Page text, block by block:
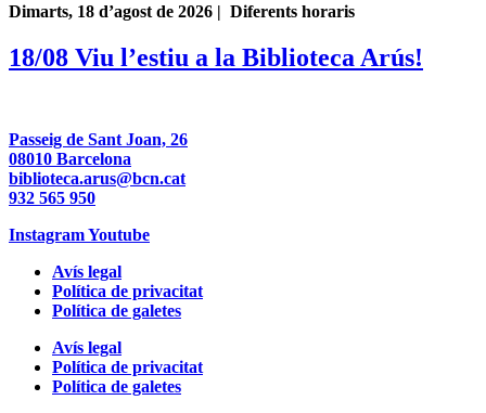
Dimarts, 18 d’agost de 2026 | Diferents horaris
18/08 Viu l’estiu a la Biblioteca Arús!
Passeig de Sant Joan, 26
08010 Barcelona
biblioteca.arus@bcn.cat
932 565 950
InstagramYoutube
Avís legal
Política de privacitat
Política de galetes
Avís legal
Política de privacitat
Política de galetes